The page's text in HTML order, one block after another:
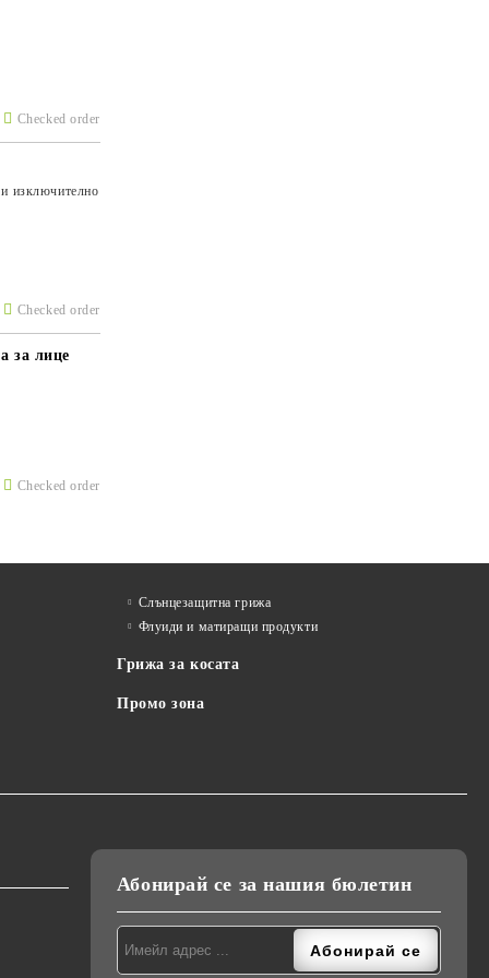
Checked order
Checked order
изключително
Checked order
за лице
Слънцезащитна грижа
Флуиди и матиращи продукти
Грижа за косата
Промо зона
Абонирай се за нашия бюлетин